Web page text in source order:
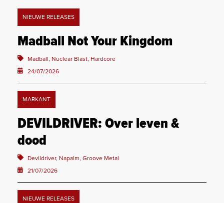
NIEUWE RELEASES
Madball Not Your Kingdom
Madball, Nuclear Blast, Hardcore
24/07/2026
MARKANT
DEVILDRIVER: Over leven &
dood
Devildriver, Napalm, Groove Metal
21/07/2026
NIEUWE RELEASES